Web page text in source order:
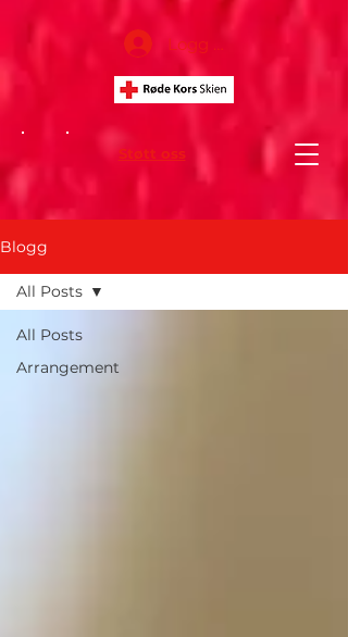
Støtt oss
Logg inn
Blogg
All Posts
Arrangement
All Posts